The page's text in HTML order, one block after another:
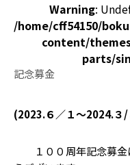
Warning:
/home/cff54150/
content/
parts/
記念募金
(2023.６／１～2024.３/
１００周年記念募金